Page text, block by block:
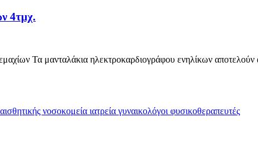
4τμχ.
Τα μανταλάκια ηλεκτροκαρδιογράφου ενηλίκων